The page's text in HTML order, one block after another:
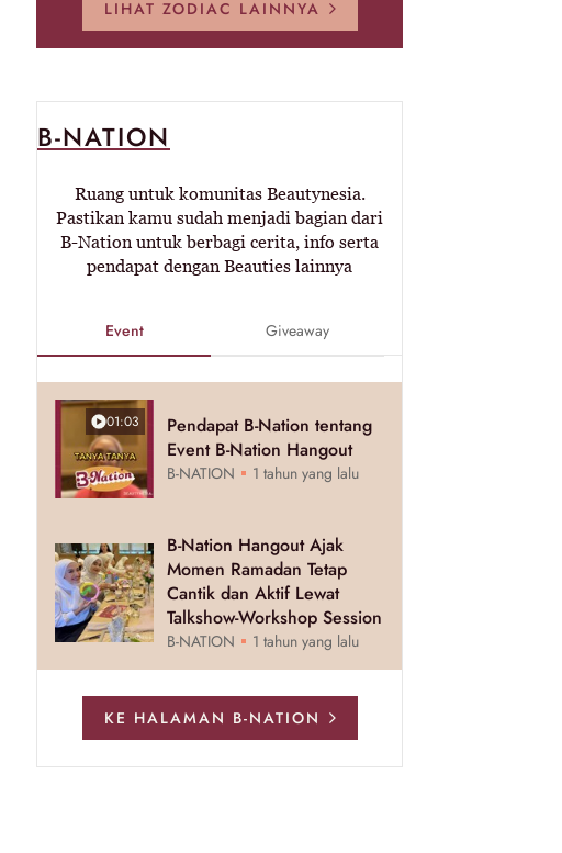
LIHAT ZODIAC LAINNYA
B-NATION
Ruang untuk komunitas Beautynesia.
Pastikan kamu sudah menjadi bagian dari
B-Nation untuk berbagi cerita, info serta
pendapat dengan Beauties lainnya
Event Giveaway
01:03
Pendapat B-Nation tentang
Event B-Nation Hangout
B-NATION 1 tahun yang lalu
B-Nation Hangout Ajak
Momen Ramadan Tetap
Cantik dan Aktif Lewat
Talkshow-Workshop Session
B-NATION 1 tahun yang lalu
KE HALAMAN B-NATION